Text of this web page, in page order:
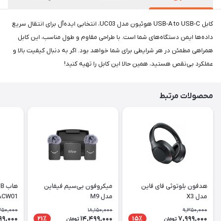
کابل USB-A to USB-C هوئیون مدل UC03، انتخابی ایده‌آل برای انتقال سریع
داده‌ها ایمن دستگاه‌های شما است. با طراحی مقاوم و طول مناسب، این کابل
همراهی مطمئن در هر شرایطی برای شما خواهد بود. اگر به دنبال کیفیت بالا و
عملکرد بی‌نقص هستید، همین حالا این کابل را تهیه کنید!
محصولات مرتبط
هدفون بلوتوثی فای فاین
مدل X3
9,350,000
7,999,000 تومان 15٪
میکروفون بی‌سیم فیفاین
مدل M9
18,150,000
14,499,000 تومان 21٪